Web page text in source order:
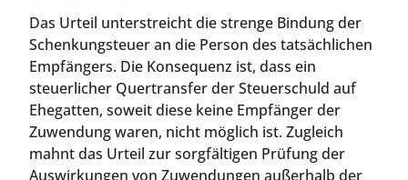
Das Urteil unterstreicht die strenge Bindung der
Schenkungsteuer an die Person des tatsächlichen
Empfängers. Die Konsequenz ist, dass ein
steuerlicher Quertransfer der Steuerschuld auf
Ehegatten, soweit diese keine Empfänger der
Zuwendung waren, nicht möglich ist. Zugleich
mahnt das Urteil zur sorgfältigen Prüfung der
Auswirkungen von Zuwendungen außerhalb der